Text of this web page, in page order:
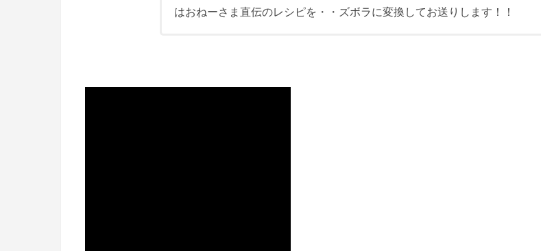
はおねーさま直伝のレシピを・・ズボラに変換してお送りします！！